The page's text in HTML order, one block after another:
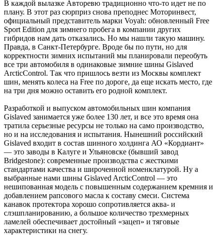
В каждой вылазке Авторевю традиционно что-то идет не по
плану. В этот раз сюрприз снова преподнес ­Моторинвест,
официальный представитель марки Voyah: обновленный Free
Sport Edition для зимнего ­пробега в компании других
гибридов нам дать отказались. Но мы нашли такую машину.
Правда, в ­Санкт-Петербурге. Вроде бы по пути, но для
корректности зимних испытаний мы планировали переобуть
все три автомобиля в одинаковые зимние шины Gislaved
ArcticControl. Так что пришлось везти из Москвы комплект
шин, менять колеса на Free по дороге, да еще искать место, где
на три дня можно оставить его родной комплект.
Разработкой и выпуском автомобильных шин компания
Gislaved занимается уже более 130 лет, и все это время она
тратила серьезные ресурсы не только на само производство,
но и на исследования и испытания. Нынешний российский
Gislaved входит в состав шинного холдинга АО «Кордиант»
— это ­заводы в Калуге и Ульяновске (бывший завод
Bridgestone): современные производства с жесткими
стандартами качества и широченной номенклатурой. Ну а
выбранные нами шины Gislaved ArcticControl — это
нешипованная модель с повышенным содержанием кремния и
добавлением рапсового масла к составу смеси. Система
канавок протектора хорошо сопротивляется аква- и
слэшпланированию, а большое количество трехмерных
ламелей обеспечивает достойный «зацеп» и тяговые
характеристики на снегу.